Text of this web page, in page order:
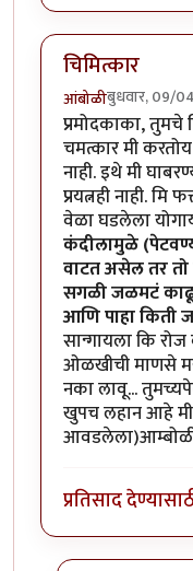
चिमित्कार
आंबोळीबुधवार, 09/
प्रमोदकाका,
चमत्कार मी
नाही. इथे मी
प्रयत्नही नाही.
वेळा घडलेला
कंदीलामुळे
वाटत असेल तर
सगळी जळमटं
आणि पाहा किती
सान्गायला कि
ओळखीची माणसे
नका लावू...
खुपच लहान आहे
प्रतिसाद